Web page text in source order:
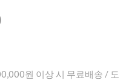
원 이상 시 무료배송 / 도